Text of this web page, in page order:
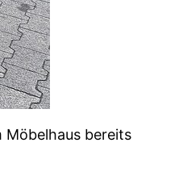
Möbelhaus bereits